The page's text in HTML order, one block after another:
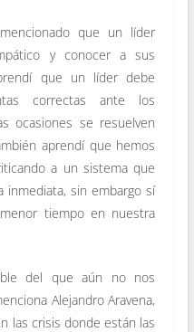
que un líder
y conocer a sus
que un líder debe
correctas ante los
ocasiones se resuelven
aprendí que hemos
a un sistema que
inmediata, sin embargo sí
tiempo en nuestra
del que aún no nos
Alejandro Aravena,
las crisis donde están las